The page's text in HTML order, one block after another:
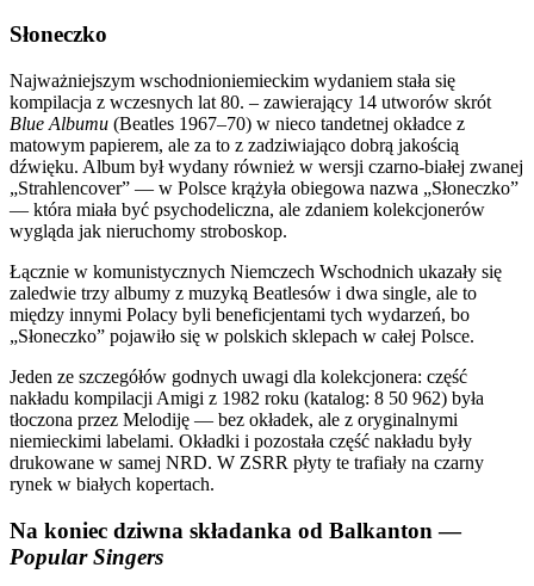
Słoneczko
Najważniejszym wschodnioniemieckim wydaniem stała się
kompilacja z wczesnych lat 80. – zawierający 14 utworów skrót
Blue Albumu (Beatles 1967–70) w nieco tandetnej okładce z
matowym papierem, ale za to z zadziwiająco dobrą jakością
dźwięku. Album był wydany również w wersji czarno-białej zwanej
„Strahlencover” — w Polsce krążyła obiegowa nazwa „Słoneczko”
— która miała być psychodeliczna, ale zdaniem kolekcjonerów
wygląda jak nieruchomy stroboskop.
Łącznie w komunistycznych Niemczech Wschodnich ukazały się
zaledwie trzy albumy z muzyką Beatlesów i dwa single, ale to
między innymi Polacy byli beneficjentami tych wydarzeń, bo
„Słoneczko” pojawiło się w polskich sklepach w całej Polsce.
Jeden ze szczegółów godnych uwagi dla kolekcjonera: część
nakładu kompilacji Amigi z 1982 roku (katalog: 8 50 962) była
tłoczona przez Melodiję — bez okładek, ale z oryginalnymi
niemieckimi labelami. Okładki i pozostała część nakładu były
drukowane w samej NRD. W ZSRR płyty te trafiały na czarny
rynek w białych kopertach.
Na koniec dziwna składanka od Balkanton —
Popular Singers